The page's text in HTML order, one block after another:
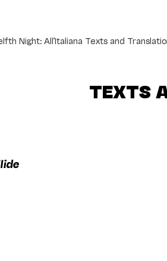
Night: All’Italiana Texts and
TEXTS